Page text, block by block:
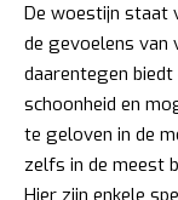
De woestijn staat
de gevoelens van
daarentegen biedt
schoonheid en
te geloven in de
zelfs in de meest